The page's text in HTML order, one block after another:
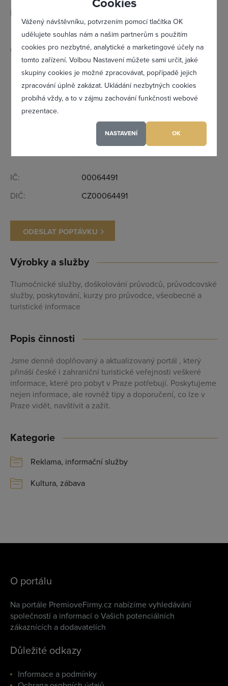
Cookies
Vážený návštěvníku, potvrzením pomocí tlačítka OK
udělujete souhlas nám a našim partnerům s použitím
cookies pro nezbytné, analytické a marketingové účely na
tomto zařízení. Volbou Nastavení můžete sami určit, jaké
skupiny cookies je možné zpracovávat, popřípadě jejich
zpracování úplně zakázat. Ukládání nezbytných cookies
probíhá vždy, a to v zájmu zachování funkčnosti webové
prezentace.
NASTAVENÍ OK
Kontaktní osoba:
Barbora Hrubá - tisková mluvčí
Otevírací doba:
PO 08:00-17:00 hod.
ÚT 08:00-17:00 hod.
ST 08:00-17:00 hod.
08:00-17:00 hod.
08:00-16:00 hod.
IČ:
00064491
DIČ:
CZ00064491
ODESLAT POPTÁVKU
Výrobky a služby
Tlumočnické služby, doškolování průvodců, průvodcovské
služby, poskytování, kurzy pro průvodce, všeobecné a
turistické informace
Popis činnosti
Jsme denně doplňovaný a aktualizovaný portál , který
přináší české i zahraniční turistické veřejnosti veškeré
informace, které pro pobyt v Praze potřebují. Poskytujeme
nejen informace, ale rovněž tipy a doporučení, co lze v
Praze vidět, navštívit a zažít.
Kategorie
Reklama, informační služby
Kultura, zábava
O portálu
Na portále PremioveFirmy.cz nabízíme vyhledávání
společností a informací o Vašich potenciálních
zákaznících a dodavatelích
Důležité odkazy
Informace a podmínky
Zapomněl(a) jsem heslo
Registrovat se
Maximální zviditelnění ve výpisu firem
Profesionální přístup k Vám i Vaší firmě
Vždy aktuální prezentace Vaší firmy
PŘIDAT FIRMU